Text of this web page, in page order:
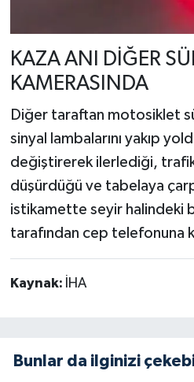
KAZA ANI DİĞER
KAMERASINDA
Diğer taraftan motosiklet
sinyal lambalarını yakıp
değiştirerek ilerlediği,
düşürdüğü ve tabelaya
istikamette seyir halindeki
tarafından cep telefonuna
Kaynak: İHA
Bunlar da ilginizi